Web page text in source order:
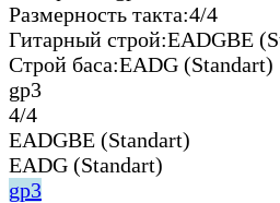
Размерность такта:4/4
Гитарный строй:EADGBE
Строй баса:EADG (Standart)
gp3
4/4
EADGBE (Standart)
EADG (Standart)
gp3